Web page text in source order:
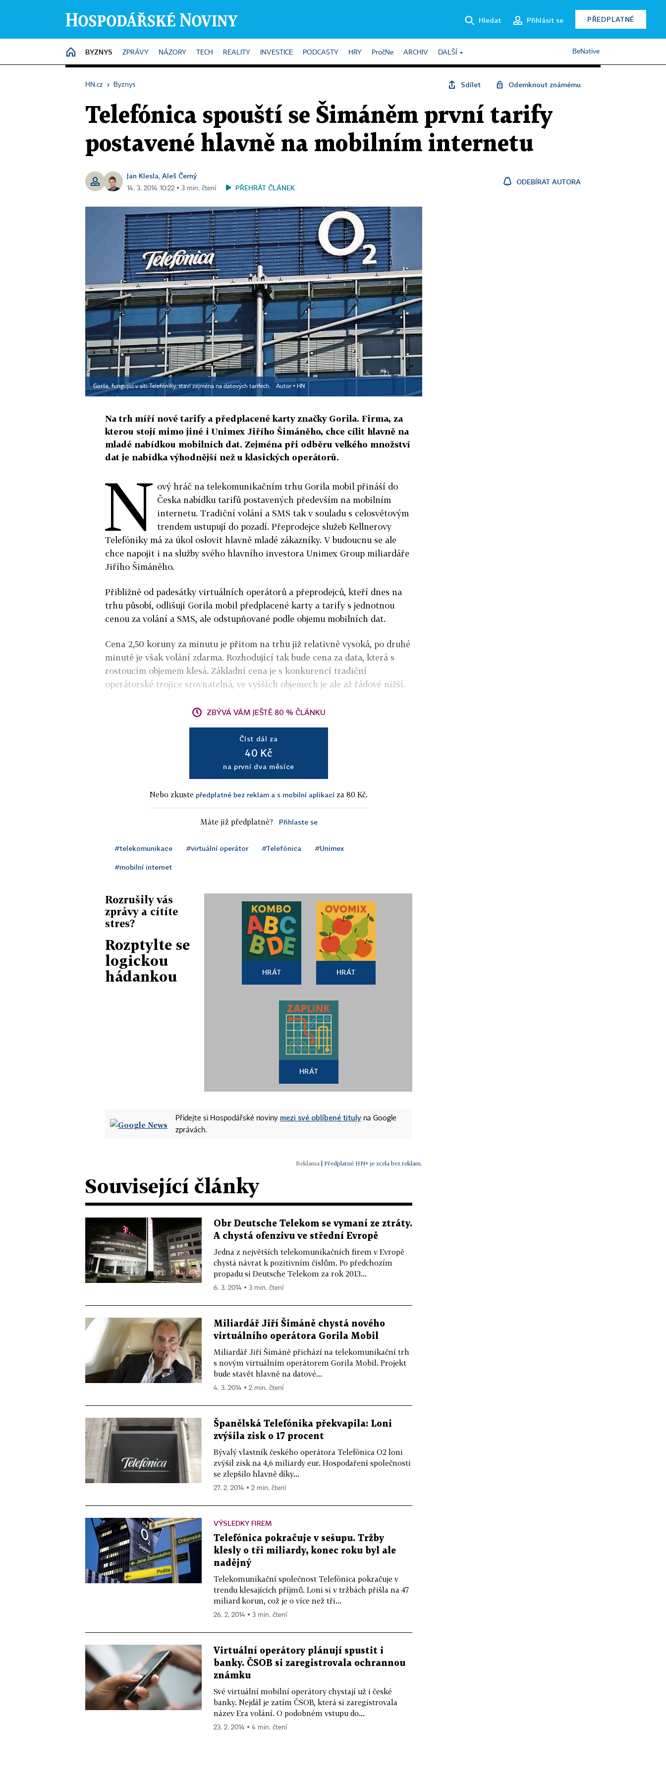
Hledat Přihlásit se PŘEDPLATNÉ
HOME
BYZNYS ZPRÁVY NÁZORY TECH REALITY INVESTICE PODCASTY HRY PročNe ARCHIV DALŠÍ BeNative
HN.cz › Byznys Sdílet Odemknout známému
Telefónica spouští se Šimáněm první tarify
postavené hlavně na mobilním internetu
Jan Klesla, Aleš Černý
14. 3. 2014 10:22 ▪ 3 min. čtení PŘEHRÁT ČLÁNEK
ODEBÍRAT AUTORA
Gorila, fungující v síti Telefóniky, staví zejména na datových tarifech. Autor ▪ HN
Na trh míří nové tarify a předplacené karty značky Gorila. Firma, za
kterou stojí mimo jiné i Unimex Jiřího Šimáněho, chce cílit hlavně na
mladé nabídkou mobilních dat. Zejména při odběru velkého množství
dat je nabídka výhodnější než u klasických operátorů.
N ový hráč na telekomunikačním trhu Gorila mobil přináší do
Česka nabídku tarifů postavených především na mobilním
internetu. Tradiční volání a SMS tak v souladu s celosvětovým
trendem ustupují do pozadí. Přeprodejce služeb Kellnerovy
Telefóniky má za úkol oslovit hlavně mladé zákazníky. V budoucnu se ale
chce napojit i na služby svého hlavního investora Unimex Group miliardáře
Jiřího Šimáněho.
Přibližně od padesátky virtuálních operátorů a přeprodejců, kteří dnes na
trhu působí, odlišují Gorila mobil předplacené karty a tarify s jednotnou
cenou za volání a SMS, ale odstupňované podle objemu mobilních dat.
Cena 2,50 koruny za minutu je přitom na trhu již relativně vysoká, po druhé
minutě je však volání zdarma. Rozhodující tak bude cena za data, která s
rostoucím objemem klesá. Základní cena je s konkurencí tradiční
operátorské trojice srovnatelná, ve vyšších objemech je ale až řádově nižší.
ZBÝVÁ VÁM JEŠTĚ 80 % ČLÁNKU
Číst dál za
40 Kč
na první dva měsíce
Nebo zkuste předplatné bez reklam a s mobilní aplikací za 80 Kč.
Máte již předplatné? Přihlaste se
#telekomunikace #virtuální operátor #Telefónica #Unimex
#mobilní internet
Rozrušily vás
zprávy a cítíte
stres?
Rozptylte se
logickou
hádankou
HRÁT HRÁT
HRÁT
Přidejte si Hospodářské noviny mezi své oblíbené tituly na Google
zprávách.
| Předplatné HN+ je zcela bez reklam.
Související články
Obr Deutsche Telekom se vymaní ze ztráty.
A chystá ofenzivu ve střední Evropě
Jedna z největších telekomunikačních firem v Evropě
chystá návrat k pozitivním číslům. Po předchozím
propadu si Deutsche Telekom za rok 2013...
6. 3. 2014 ▪ 3 min. čtení
Miliardář Jiří Šimáně chystá nového
virtuálního operátora Gorila Mobil
Miliardář Jiří Šimáně přichází na telekomunikační trh
s novým virtuálním operátorem Gorila Mobil. Projekt
bude stavět hlavně na datové...
4. 3. 2014 ▪ 2 min. čtení
Španělská Telefónika překvapila: Loni
zvýšila zisk o 17 procent
Bývalý vlastník českého operátora Telefónica O2 loni
zvýšil zisk na 4,6 miliardy eur. Hospodaření společnosti
se zlepšilo hlavně díky...
27. 2. 2014 ▪ 2 min. čtení
VÝSLEDKY FIREM
Telefónica pokračuje v sešupu. Tržby
klesly o tři miliardy, konec roku byl ale
nadějný
Telekomunikační společnost Telefónica pokračuje v
trendu klesajících příjmů. Loni si v tržbách přišla na 47
miliard korun, což je o více než tři...
26. 2. 2014 ▪ 3 min. čtení
Virtuální operátory plánují spustit i
banky. ČSOB si zaregistrovala ochrannou
známku
Své virtuální mobilní operátory chystají už i české
banky. Nejdál je zatím ČSOB, která si zaregistrovala
název Era volání. O podobném vstupu do...
23. 2. 2014 ▪ 4 min. čtení